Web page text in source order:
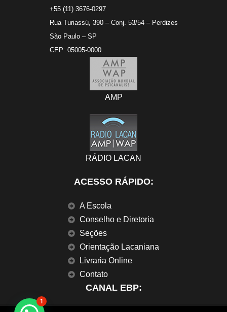
+55 (11) 3676-0297
Rua Turiassú, 390 – Conj. 53/54 – Perdizes
São Paulo – SP
CEP: 05005-0000
AMP
RÁDIO LACAN
ACESSO RÁPIDO:
A Escola
Conselho e Diretoria
Seções
Orientação Lacaniana
Livraria Online
Contato
CANAL EBP:
1